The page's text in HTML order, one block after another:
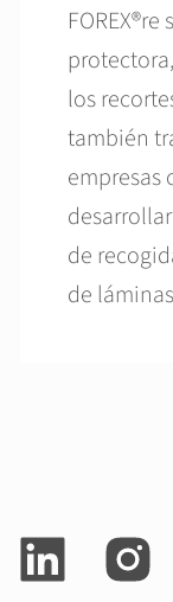
los
también
empresas
de
de